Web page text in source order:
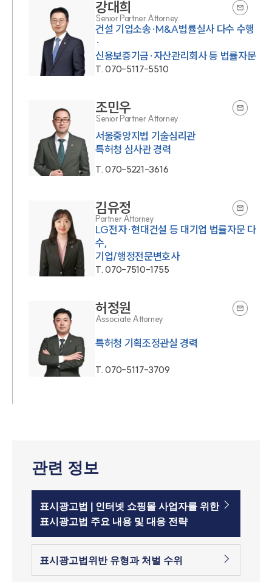
강대희
Senior Partner Attorney
건설 기업소송·M&A법률실사 다수 수행
·
신용보증기금·자산관리회사 등 법률자문
T.070-5117-5510
조민우
Senior Partner Attorney
서울중앙지법 기술심리관
특허청 심사관 경력
T.070-5221-3616
김유정
Partner Attorney
LG전자·현대건설 등 대기업 법률자문 다
수,
기업/행정전문변호사
T.070-7510-1755
허정원
Associate Attorney
특허청 기획조정관실 경력
T.070-5117-3709
관련 정보
표시광고법 | 인터넷 쇼핑몰 사업자를 위한
표시광고법 주요 내용 및 대응 전략
표시광고법위반 유형과 처벌 수위